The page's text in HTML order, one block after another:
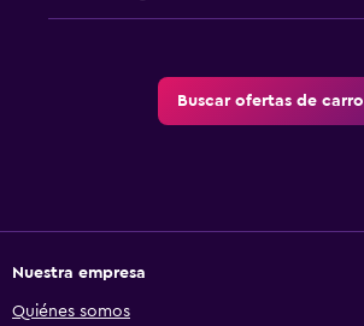
Buscar ofertas de carro
Nuestra empresa
Quiénes somos